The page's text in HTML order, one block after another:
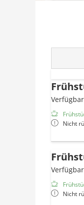
Nicht
Nicht